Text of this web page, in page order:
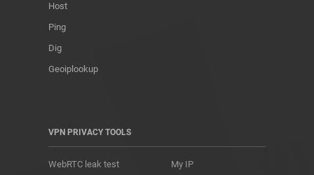
Host
Ping
Dig
Geoiplookup
VPN PRIVACY TOOLS
WebRTC leak test
My IP